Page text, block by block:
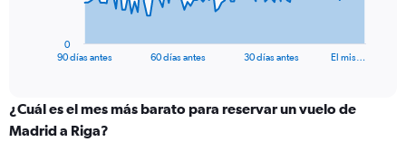
categories.
Range:
90 días antes 60 días antes 30 días antes El mis…
0
¿Cuál es el mes más barato para reservar un vuelo de
Madrid a Riga?